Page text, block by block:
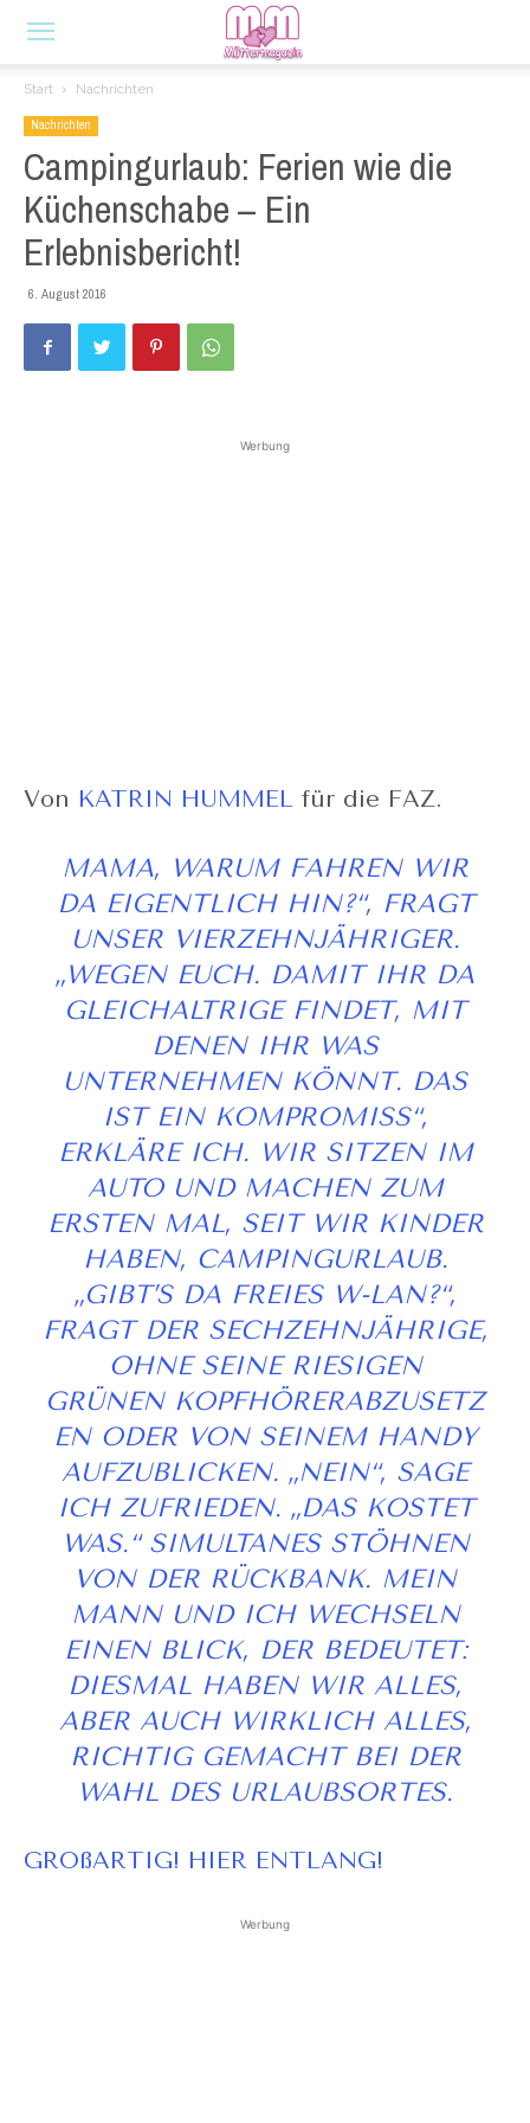
Start Nachrichten
Nachrichten
Campingurlaub: Ferien wie die
Küchenschabe – Ein
Erlebnisbericht!
6. August 2016
Werbung
Von KATRIN HUMMEL für die FAZ.
MAMA, WARUM FAHREN WIR
DA EIGENTLICH HIN?“, FRAGT
UNSER VIERZEHNJÄHRIGER.
„WEGEN EUCH. DAMIT IHR DA
GLEICHALTRIGE FINDET, MIT
DENEN IHR WAS
UNTERNEHMEN KÖNNT. DAS
IST EIN KOMPROMISS“,
ERKLÄRE ICH. WIR SITZEN IM
AUTO UND MACHEN ZUM
ERSTEN MAL, SEIT WIR KINDER
HABEN, CAMPINGURLAUB.
„GIBT’S DA FREIES W-LAN?“,
FRAGT DER SECHZEHNJÄHRIGE,
OHNE SEINE RIESIGEN
GRÜNEN KOPFHÖRERABZUSETZ
EN ODER VON SEINEM HANDY
AUFZUBLICKEN. „NEIN“, SAGE
ICH ZUFRIEDEN. „DAS KOSTET
WAS.“ SIMULTANES STÖHNEN
VON DER RÜCKBANK. MEIN
MANN UND ICH WECHSELN
EINEN BLICK, DER BEDEUTET:
DIESMAL HABEN WIR ALLES,
ABER AUCH WIRKLICH ALLES,
RICHTIG GEMACHT BEI DER
WAHL DES URLAUBSORTES.
GROßARTIG! HIER ENTLANG!
Werbung